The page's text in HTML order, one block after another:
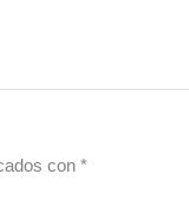
con *